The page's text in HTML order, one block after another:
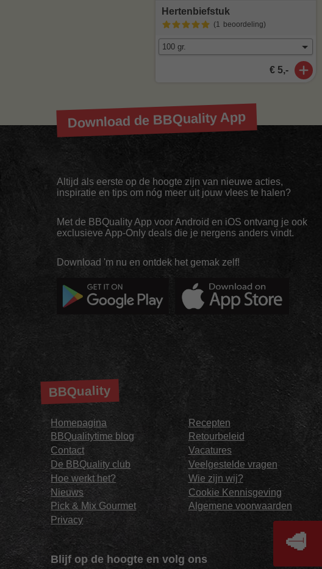
Hertenbiefstuk
(1 beoordeling)
€ 5,-
Download de BBQuality App
Altijd als eerste op de hoogte zijn van nieuwe acties,
inspiratie en tips om nóg meer uit jouw vlees te halen?
Met de BBQuality App voor Android en iOS ontvang je ook
exclusieve App-Only deals die je nergens anders vindt.
Download 'm nu en ontdek het gemak zelf!
BBQuality
Homepagina
BBQualitytime blog
Contact
De BBQuality club
Hoe werkt het?
Nieuws
Pick & Mix Gourmet
Privacy
Recepten
Retourbeleid
Vacatures
Veelgestelde vragen
Wie zijn wij?
Cookie Kennisgeving
Algemene voorwaarden
Blijf op de hoogte en volg ons
🥩